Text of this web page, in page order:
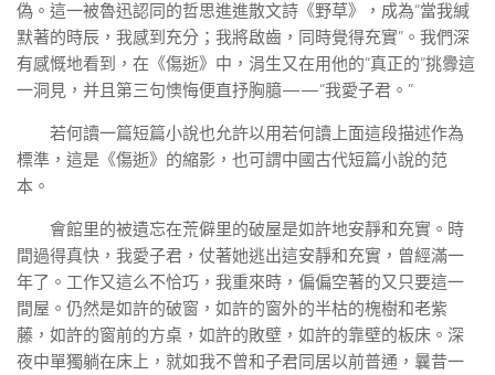
偽。這一被魯迅認同的哲思進進散文詩《野草》，成為“當我緘
默著的時辰，我感到充分；我將啟齒，同時覺得充實”。我們深
有感慨地看到，在《傷逝》中，涓生又在用他的“真正的”挑釁這
一洞見，并且第三句懊悔便直抒胸臆——“我愛子君。”
若何讀一篇短篇小說也允許以用若何讀上面這段描述作為
標準，這是《傷逝》的縮影，也可謂中國古代短篇小說的范
本。
會館里的被遺忘在荒僻里的破屋是如許地安靜和充實。時
間過得真快，我愛子君，仗著她逃出這安靜和充實，曾經滿一
年了。工作又這么不恰巧，我重來時，偏偏空著的又只要這一
間屋。仍然是如許的破窗，如許的窗外的半枯的槐樹和老紫
藤，如許的窗前的方桌，如許的敗壁，如許的靠壁的板床。深
夜中單獨躺在床上，就如我不曾和子君同居以前普通，曩昔一